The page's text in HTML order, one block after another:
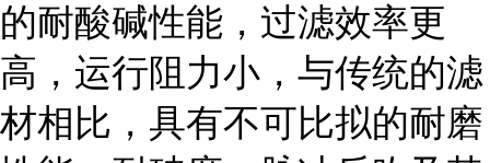
的耐酸碱性能，过滤效率更
高，运行阻力小，与传统的滤
材相比，具有不可比拟的耐磨